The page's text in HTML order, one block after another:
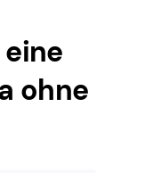
ohne